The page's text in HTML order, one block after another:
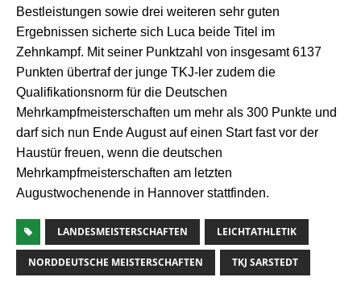
Bestleistungen sowie drei weiteren sehr guten
Ergebnissen sicherte sich Luca beide Titel im
Zehnkampf. Mit seiner Punktzahl von insgesamt 6137
Punkten übertraf der junge TKJ-ler zudem die
Qualifikationsnorm für die Deutschen
Mehrkampfmeisterschaften um mehr als 300 Punkte und
darf sich nun Ende August auf einen Start fast vor der
Haustür freuen, wenn die deutschen
Mehrkampfmeisterschaften am letzten
Augustwochenende in Hannover stattfinden.
LANDESMEISTERSCHAFTEN LEICHTATHLETIK
NORDDEUTSCHE MEISTERSCHAFTEN TKJ SARSTEDT